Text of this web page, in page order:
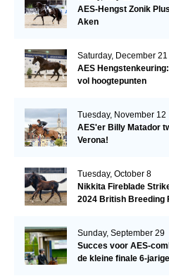
AES-Hengst Zonik
Aken
Saturday, December 21
AES
vol hoogtepunten
Tuesday, November 12
AES'er Billy Matador
Verona!
Tuesday, October 8
Nikkita Fireblade
2024 British Breeding
Sunday, September 29
Succes voor AES-
de kleine finale 6-